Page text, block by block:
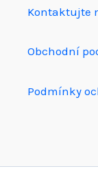
Kontaktujte
Obchodní
Podmínky